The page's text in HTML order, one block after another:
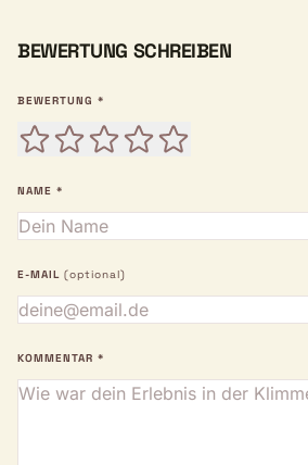
BEWERTUNG SCHREIBEN
BEWERTUNG *
NAME *
E-MAIL (optional)
KOMMENTAR *